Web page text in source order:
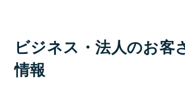
ビジネス・法人のお客
情報